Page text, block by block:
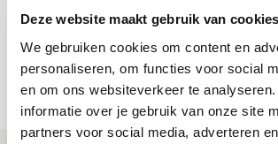
Deze website maakt gebruik van cookies
We gebruiken cookies om content en
personaliseren, om functies voor social
en om ons websiteverkeer te
informatie over je gebruik van onze site
partners voor social media, adverteren
Volop enthousiasme in
Europees treffen met